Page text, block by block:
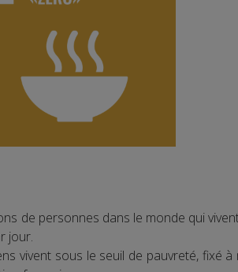
de personnes dans le monde qui
jour.
vivent sous le seuil de pauvreté, fixé à